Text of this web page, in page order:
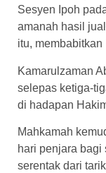
Sesyen Ipoh
amanah hasil
itu,
Kamarulzaman
selepas ketiga-
di hadapan
Mahkamah
hari penjara bagi
serentak dari